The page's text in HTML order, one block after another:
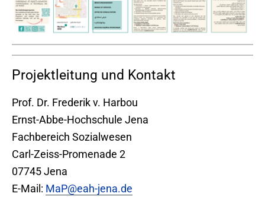
Projektleitung und Kontakt
Prof. Dr. Frederik v. Harbou
Ernst-Abbe-Hochschule Jena
Fachbereich Sozialwesen
Carl-Zeiss-Promenade 2
07745 Jena
E-Mail: MaP@eah-jena.de